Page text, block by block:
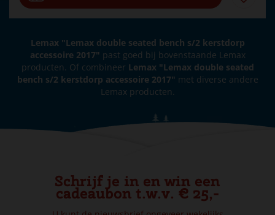
Lemax "Lemax double seated bench s/2 kerstdorp
accessoire 2017" past goed bij bovenstaande Lemax
producten. Of combineer Lemax "Lemax double seated
bench s/2 kerstdorp accessoire 2017" met diverse andere
Lemax producten.
Schrijf je in en win een
cadeaubon t.w.v. € 25,-